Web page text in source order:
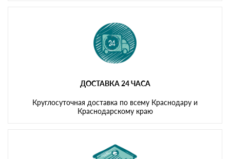
ДОСТАВКА 24 ЧАСА
Круглосуточная доставка по всему Краснодару и
Краснодарскому краю